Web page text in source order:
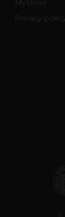
MyUnivr
Privacy